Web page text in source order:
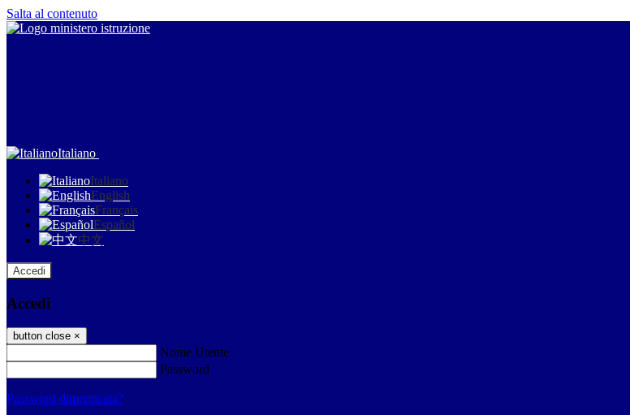
Salta al contenuto
Italiano
Italiano
English
Français
Español
中文
Accedi
Accedi
button close ×
Nome Utente
Password
Password dimenticata?